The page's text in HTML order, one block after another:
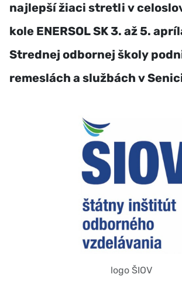
najlepší žiaci stretli v
kole ENERSOL SK 3. až 5.
Strednej odbornej školy
remeslách a službách v
logo ŠIOV